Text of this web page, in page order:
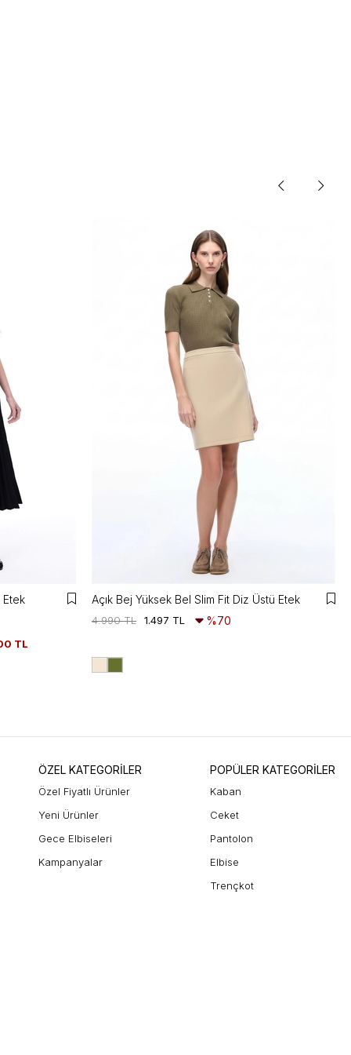
Etek
TL
Açık Bej Yüksek Bel Slim Fit Diz Üstü Etek
1.497 TL
4.990 TL %70
ÖZEL KATEGORİLER
Özel Fiyatlı Ürünler
Yeni Ürünler
Gece Elbiseleri
Kampanyalar
POPÜLER KATEGORİLER
Kaban
Ceket
Pantolon
Elbise
Trençkot